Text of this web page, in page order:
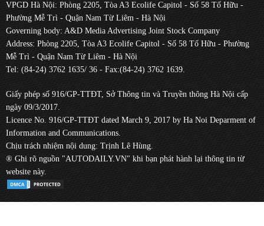
VPGD Hà Nội: Phòng 2205, Tòa A3 Ecolife Capitol - Số 58 Tố Hữu -
Phường Mễ Trì - Quận Nam Từ Liêm - Hà Nội
Governing body: A&D Media Advertising Joint Stock Company
Address: Phòng 2205, Tòa A3 Ecolife Capitol - Số 58 Tố Hữu - Phường
Mễ Trì - Quận Nam Từ Liêm - Hà Nội
Tel: (84-24) 3762 1635/ 36 - Fax:(84-24) 3762 1639.
Giấy phép số 916/GP-TTĐT, Sở Thông tin và Truyền thông Hà Nội cấp
ngày 09/3/2017.
Licence No. 916/GP-TTĐT dated March 9, 2017 by Ha Noi Deparment of
Information and Communications.
Chịu trách nhiệm nội dung: Trịnh Lê Hùng.
® Ghi rõ nguồn "AUTODAILY.VN" khi bạn phát hành lại thông tin từ
website này.